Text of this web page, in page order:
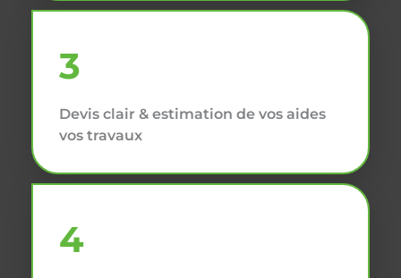
3
Devis clair & estimation de vos aides
vos travaux
4